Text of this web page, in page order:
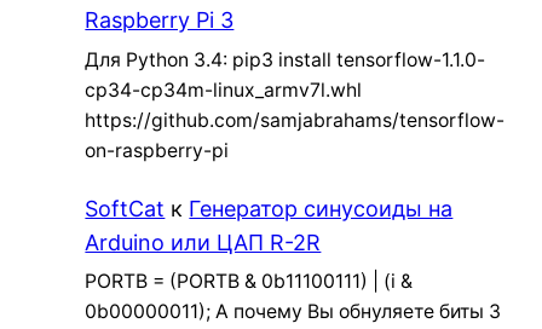
Raspberry Pi 3
Для Python 3.4: pip3 install tensorflow-1.1.0-
cp34-cp34m-linux_armv7l.whl
https://github.com/samjabrahams/tensorflow-
on-raspberry-pi
SoftCat к Генератор синусоиды на
Arduino или ЦАП R-2R
PORTB = (PORTB & 0b11100111) | (i &
0b00000011); А почему Вы обнуляете биты 3